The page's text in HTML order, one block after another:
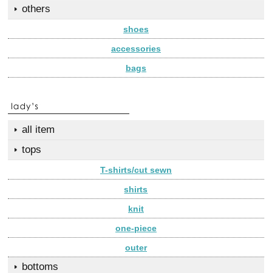
others
shoes
accessories
bags
all item
tops
T-shirts/cut sewn
shirts
knit
one-piece
outer
bottoms